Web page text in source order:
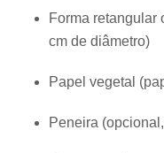
Forma retangular
cm de diâmetro)
Papel vegetal
Peneira